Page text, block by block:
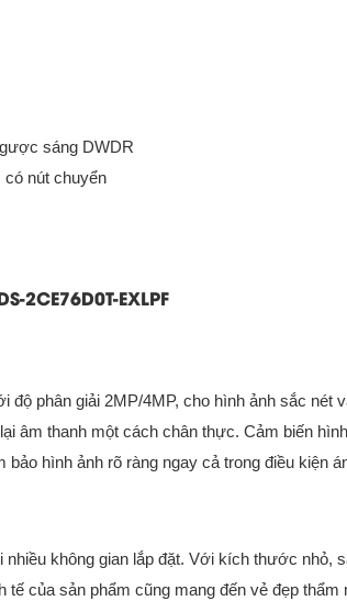
sáng DWDR
có nút chuyển
2CE76D0T-EXLPF
phân giải 2MP/4MP, cho hình ảnh sắc nét
âm thanh một cách chân thực. Cảm biến
hình ảnh rõ ràng ngay cả trong điều kiện
không gian lắp đặt. Với kích thước nhỏ,
của sản phẩm cũng mang đến vẻ đẹp